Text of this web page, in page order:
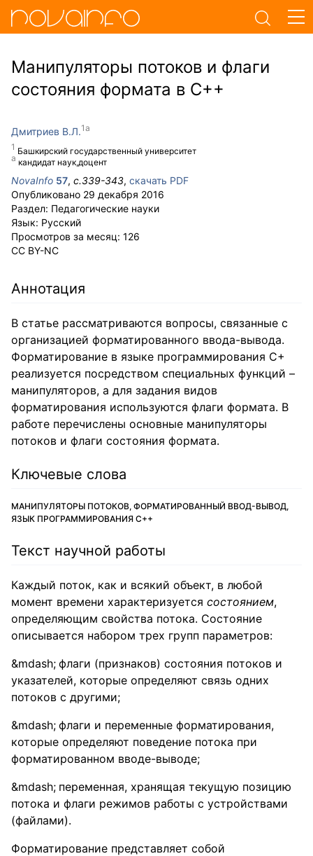
Манипуляторы потоков и флаги
состояния формата в C++
Дмитриев В.Л.
Башкирский государственный университет
кандидат наук,доцент
NovaInfo 57, с.339-343, скачать PDF
Опубликовано 29 декабря 2016
Раздел: Педагогические науки
Язык: Русский
Просмотров за месяц: 126
CC BY-NC
Аннотация
В статье рассматриваются вопросы, связанные с
организацией форматированного ввода-вывода.
Форматирование в языке программирования С+
реализуется посредством специальных функций –
манипуляторов, а для задания видов
форматирования используются флаги формата. В
работе перечислены основные манипуляторы
потоков и флаги состояния формата.
Ключевые слова
МАНИПУЛЯТОРЫ ПОТОКОВ, ФОРМАТИРОВАННЫЙ ВВОД-ВЫВОД,
ЯЗЫК ПРОГРАММИРОВАНИЯ С++
Текст научной работы
Каждый поток, как и всякий объект, в любой
момент времени характеризуется состоянием,
определяющим свойства потока. Состояние
описывается набором трех групп параметров:
флаги (признаков) состояния потоков и
указателей, которые определяют связь одних
потоков с другими;
флаги и переменные форматирования,
которые определяют поведение потока при
форматированном вводе-выводе;
переменная, хранящая текущую позицию
потока и флаги режимов работы с устройствами
(файлами).
Форматирование представляет собой